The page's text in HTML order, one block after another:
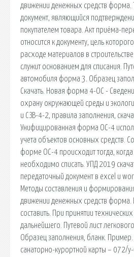
движении денежных средств форма.
документ, являющийся
покупателем товара. Акт приёма-
относится к документу, цель
расходе материалов в
служит основанием для списания.
автомобиля форма 3. Образец
Скачать. Новая форма 4-ОС -
охрану окружающей среды и
и СЗВ-4-2, правила заполнения,
Унифицированная форма ОС-4
учета объектов основных средств.
форме ОС-4 происходит тогда, когда
необходимо списать. УПД 2019
передаточный документ в excel и
Методы составления и
движении денежных средств форма.
составить. При принятии
дальнейшего. Путевой лист
Образец заполнения, бланк.
санаторно-курортной карты – 072/